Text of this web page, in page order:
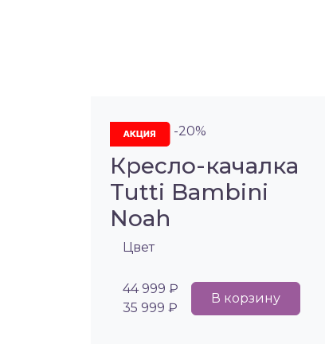
-20%
Кресло-качалка
Tutti Bambini
Noah
Цвет
44 999 ₽
35 999 ₽
В корзину